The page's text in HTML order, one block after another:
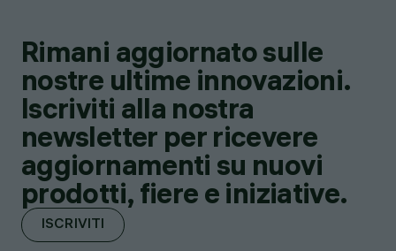
Rimani aggiornato sulle
nostre ultime innovazioni.
Iscriviti alla nostra
newsletter per ricevere
aggiornamenti su nuovi
prodotti, fiere e iniziative.
ISCRIVITI